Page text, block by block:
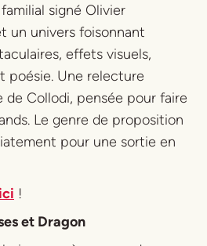
signé Olivier
un univers foisonnant
effets visuels,
poésie. Une relecture
Collodi, pensée pour faire
Le genre de proposition
pour une sortie en
ici !
et Dragon